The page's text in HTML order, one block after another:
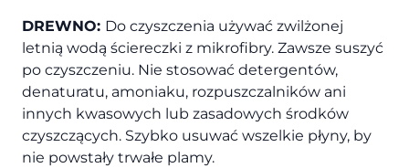
DREWNO: Do czyszczenia używać zwilżonej
letnią wodą ściereczki z mikrofibry. Zawsze suszyć
po czyszczeniu. Nie stosować detergentów,
denaturatu, amoniaku, rozpuszczalników ani
innych kwasowych lub zasadowych środków
czyszczących. Szybko usuwać wszelkie płyny, by
nie powstały trwałe plamy.